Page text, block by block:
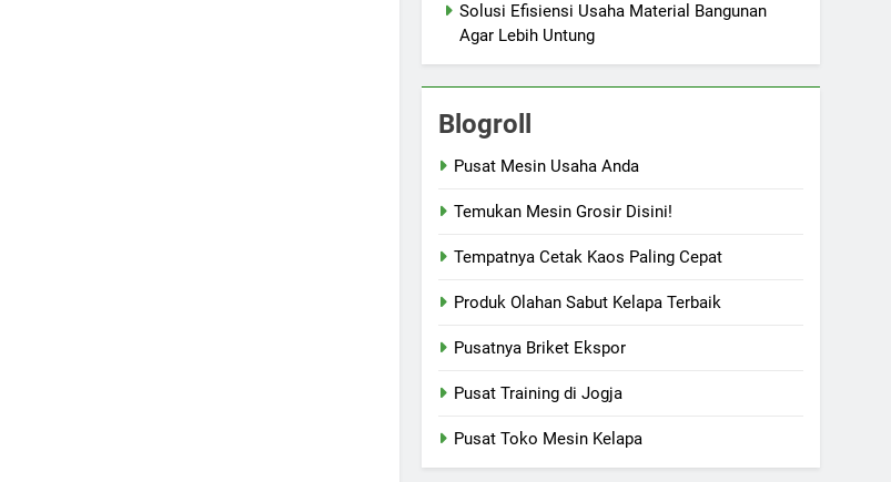
Solusi Efisiensi Usaha Material Bangunan
Agar Lebih Untung
Blogroll
Pusat Mesin Usaha Anda
Temukan Mesin Grosir Disini!
Tempatnya Cetak Kaos Paling Cepat
Produk Olahan Sabut Kelapa Terbaik
Pusatnya Briket Ekspor
Pusat Training di Jogja
Pusat Toko Mesin Kelapa